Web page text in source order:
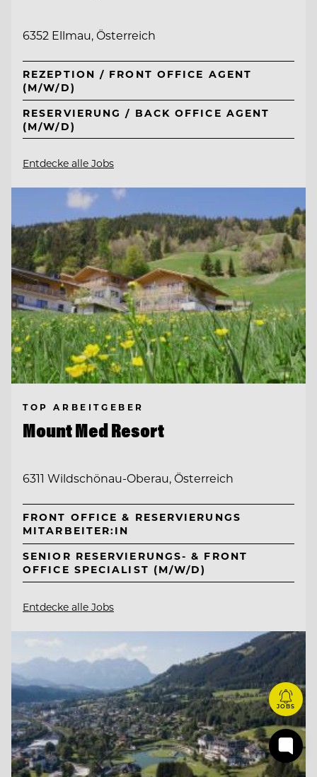
6352 Ellmau, Österreich
REZEPTION / FRONT OFFICE AGENT
(M/W/D)
RESERVIERUNG / BACK OFFICE AGENT
(M/W/D)
Entdecke alle Jobs
TOP ARBEITGEBER
Mount Med Resort
6311 Wildschönau-Oberau, Österreich
FRONT OFFICE & RESERVIERUNGS
MITARBEITER:IN
SENIOR RESERVIERUNGS- & FRONT
OFFICE SPECIALIST (M/W/D)
Entdecke alle Jobs
JOBS